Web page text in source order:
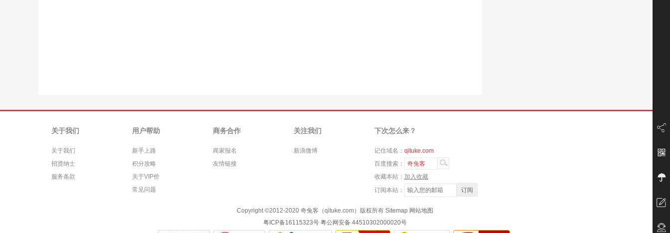
关于我们
关于我们
招贤纳士
服务条款
用户帮助
新手上路
积分攻略
关于VIP价
常见问题
商务合作
商家报名
友情链接
关注我们
新浪微博
下次怎么来？
记住域名： qituke.com
百度搜索：
奇兔客
收藏本站： 加入收藏
订阅本站：
Copyright ©2012-2020 奇兔客（qituke.com）版权所有 Sitemap 网站地图
粤ICP备16115323号 粤公网安备 44510302000020号